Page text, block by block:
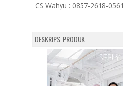
CS Wahyu : 0857-2618-0561
DESKRIPSI PRODUK